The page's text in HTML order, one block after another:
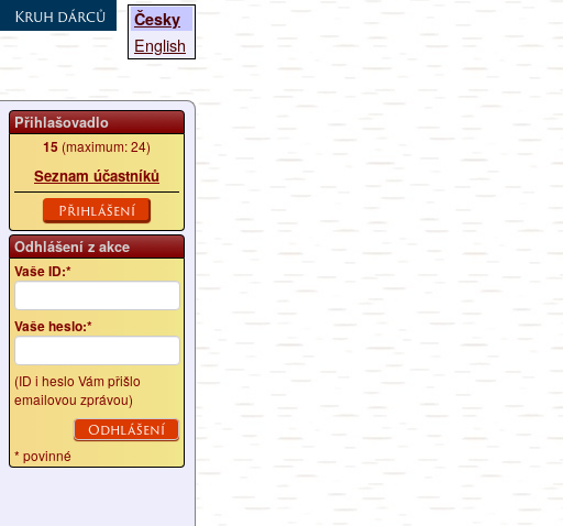
Česky
English
Kruh dárců
Přihlašovadlo
15 (maximum: 24)
Seznam účastníků
Přihlášení
Odhlášení z akce
Vaše ID:*
Vaše heslo:*
(ID i heslo Vám přišlo
emailovou zprávou)
* povinné